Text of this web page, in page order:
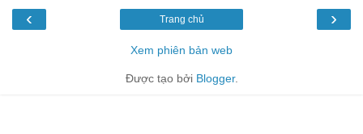
‹ ›
Trang chủ
Xem phiên bản web
Được tạo bởi Blogger.